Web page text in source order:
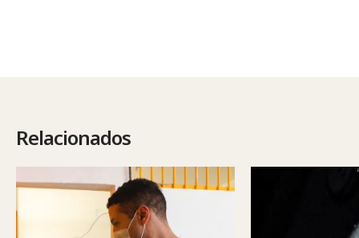
Relacionados